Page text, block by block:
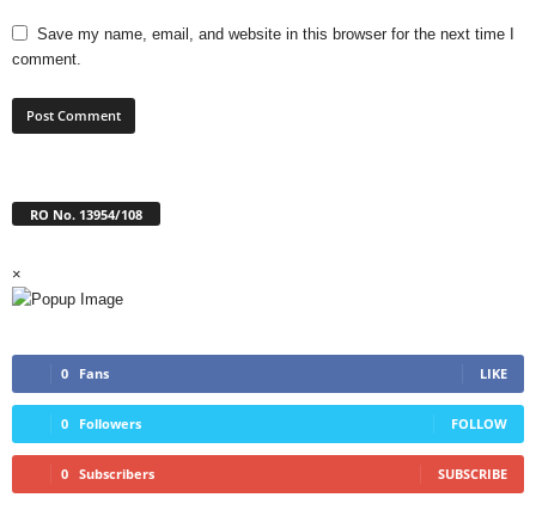
Save my name, email, and website in this browser for the next time I
comment.
RO No. 13954/108
×
0 Fans LIKE
0 Followers FOLLOW
0 Subscribers SUBSCRIBE